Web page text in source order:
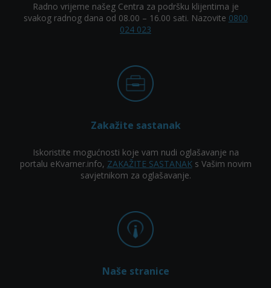
Radno vrijeme našeg Centra za podršku klijentima je
svakog radnog dana od 08.00 – 16.00 sati. Nazovite 0800
024 023
Zakažite sastanak
Iskoristite mogućnosti koje vam nudi oglašavanje na
portalu eKvarner.info, ZAKAŽITE SASTANAKs Vašim novim
savjetnikom za oglašavanje.
Naše stranice